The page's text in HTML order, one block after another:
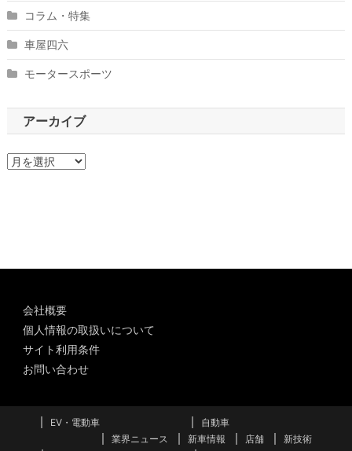
コラム・特集
車屋四六
モータースポーツ
アーカイブ
ア
会社概要
個人情報の取扱いについて
サイト利用条件
お問い合わせ
EV・電動車
自動車
業界ニュース
新車情報 店舗
新技術